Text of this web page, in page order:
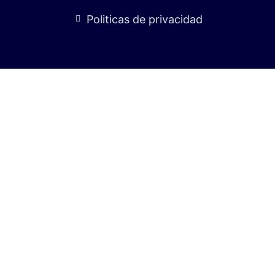
Politicas de privacidad